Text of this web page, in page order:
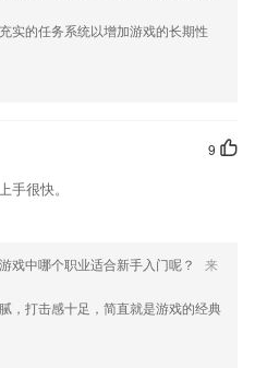
实的任务系统以增加游戏的长期性
9
手很快。
戏中哪个职业适合新手入门呢？
来
，打击感十足，简直就是游戏的经典